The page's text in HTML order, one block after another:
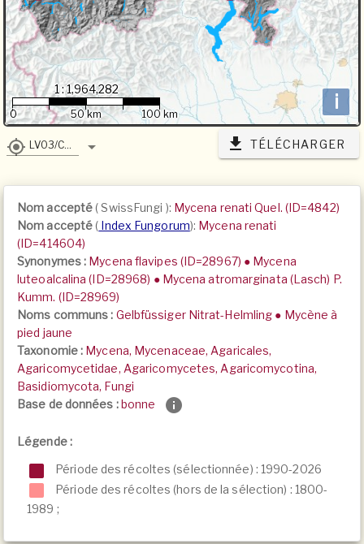
i
1 : 1,964,282
0 50 km 100 km
LV03/CH1903 TÉLÉCHARGER
Nom accepté(SwissFungi ): Mycena renati Quel. (ID=4842)
Nom accepté( Index Fungorum): Mycena renati
(ID=414604)
Synonymes : Mycena flavipes (ID=28967) ● Mycena
luteoalcalina (ID=28968) ● Mycena atromarginata (Lasch) P.
Kumm. (ID=28969)
Noms communs : Gelbfüssiger Nitrat-Helmling ● Mycène à
pied jaune
Taxonomie : Mycena, Mycenaceae, Agaricales,
Agaricomycetidae, Agaricomycetes, Agaricomycotina,
Basidiomycota, Fungi
Base de données :bonne
Légende :
Période des récoltes (sélectionnée) : 1990-2026
Période des récoltes (hors de la sélection) : 1800-
1989 ;